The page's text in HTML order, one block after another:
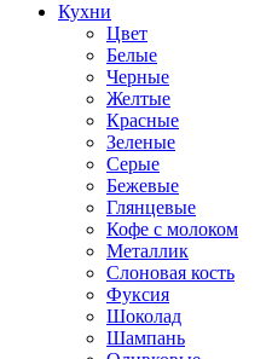
Кухни
Цвет
Белые
Черные
Желтые
Красные
Зеленые
Серые
Бежевые
Глянцевые
Кофе с молоком
Металлик
Слоновая кость
Фуксия
Шоколад
Шампань